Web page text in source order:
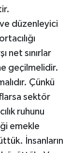
düzenleyici
net sınırlar
geçilmelidir.
Çünkü
sektör
ruhunu
emekle
İnsanların